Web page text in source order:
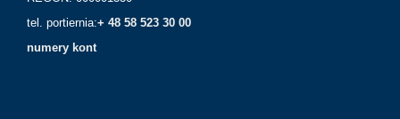
tel. portiernia:+ 48 58 523 30 00
numery kont